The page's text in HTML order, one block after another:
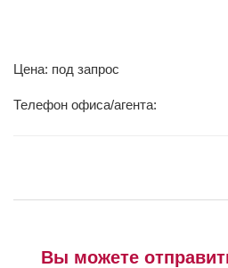
Цена: под запрос
Телефон офиса/агента:
Вы можете